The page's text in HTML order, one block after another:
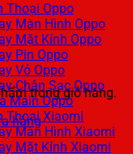
trong giỏ hàng.
hàng
Thoại Oppo
Màn Hình Oppo
Mặt Kính Oppo
Pin Oppo
Vỏ Oppo
Chân Sạc Oppo
Main Oppo
Thoại Xiaomi
Màn Hình Xiaomi
Mặt Kính Xiaomi